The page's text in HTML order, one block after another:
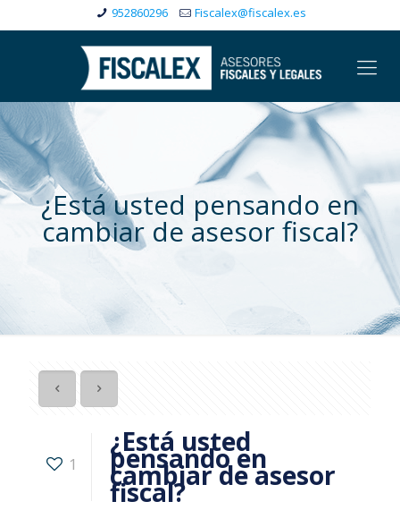
952860296 Fiscalex@fiscalex.es
¿Está usted pensando en
cambiar de asesor fiscal?
1
¿Está usted
pensando en
cambiar de asesor
fiscal?